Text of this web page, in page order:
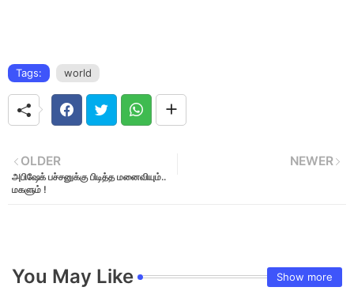
Tags: world
NEWER
OLDER
அபிஷேக் பச்சனுக்கு பிடித்த மனைவியும்..
மகளும் !
You May Like Show more